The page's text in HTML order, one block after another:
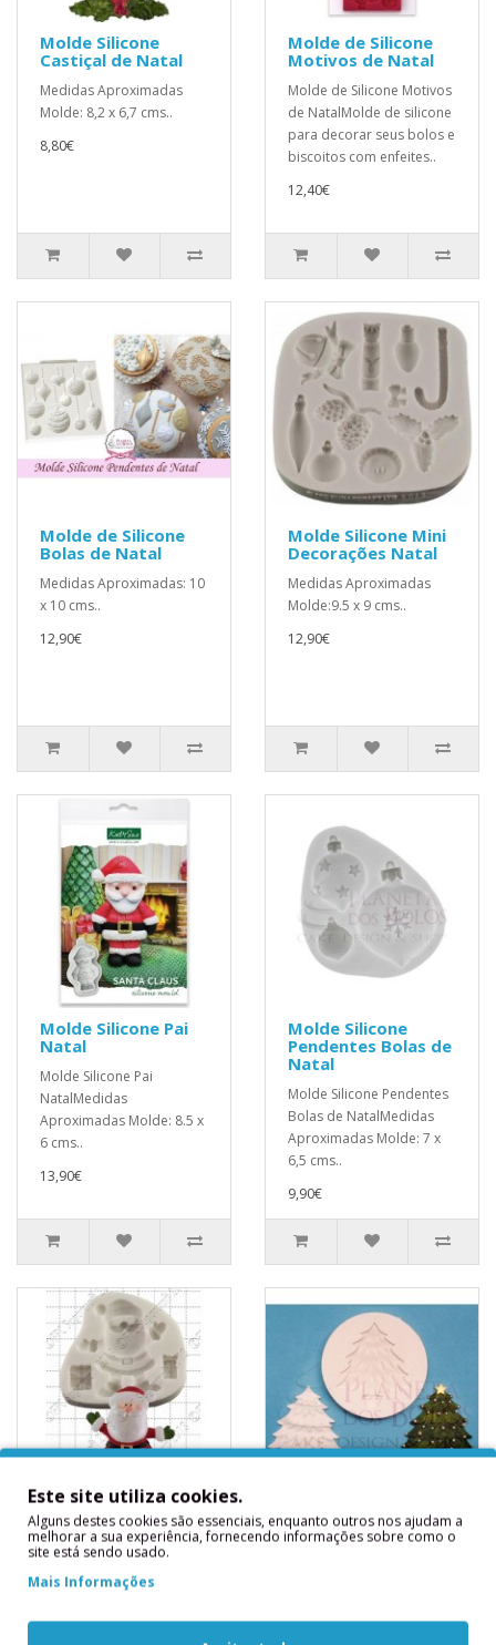
Molde Silicone
Castiçal de Natal
Medidas Aproximadas
Molde: 8,2 x 6,7 cms..
8,80€
Molde de Silicone
Motivos de Natal
Molde de Silicone Motivos
de NatalMolde de silicone
para decorar seus bolos e
biscoitos com enfeites..
12,40€
Molde de Silicone
Bolas de Natal
Medidas Aproximadas: 10
x 10 cms..
12,90€
Molde Silicone Mini
Decorações Natal
Medidas Aproximadas
Molde:9.5 x 9 cms..
12,90€
Molde Silicone Pai
Natal
Molde Silicone Pai
NatalMedidas
Aproximadas Molde: 8.5 x
6 cms..
13,90€
Molde Silicone
Pendentes Bolas de
Natal
Molde Silicone Pendentes
Bolas de NatalMedidas
Aproximadas Molde: 7 x
6,5 cms..
9,90€
Molde Silicone Pai
Natal e Prendas
PrendasMedidas
Molde Silicone
Árvore Natal
Este site utiliza cookies.
Alguns destes cookies são essenciais, enquanto outros nos ajudam a
melhorar a sua experiência, fornecendo informações sobre como o
site está sendo usado.
Mais Informações